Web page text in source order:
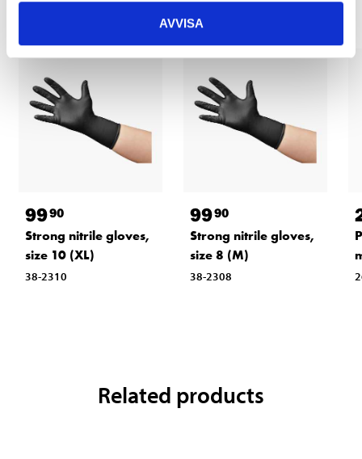
AVVISA
9990
Strong nitrile gloves,
size 10 (XL)
38-2310
9990
Strong nitrile gloves,
size 8 (M)
38-2308
Related products